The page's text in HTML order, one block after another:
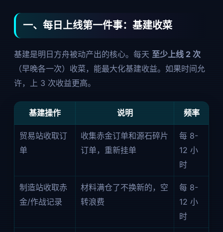
一、每日上线第一件事：基建收菜
基建是明日方舟被动产出的核心。每天 至少上线 2 次
（早晚各一次）收菜，能最大化基建收益。如果时间允
许，上 3 次收益更高。
基建操作 说明 频率
贸易站收取订
单
收集赤金订单和源石碎片
订单，重新挂单
每 8-
12 小
时
制造站收取赤
金/作战记录
材料满仓了不换新的，空
转浪费
每 8-
12 小
时